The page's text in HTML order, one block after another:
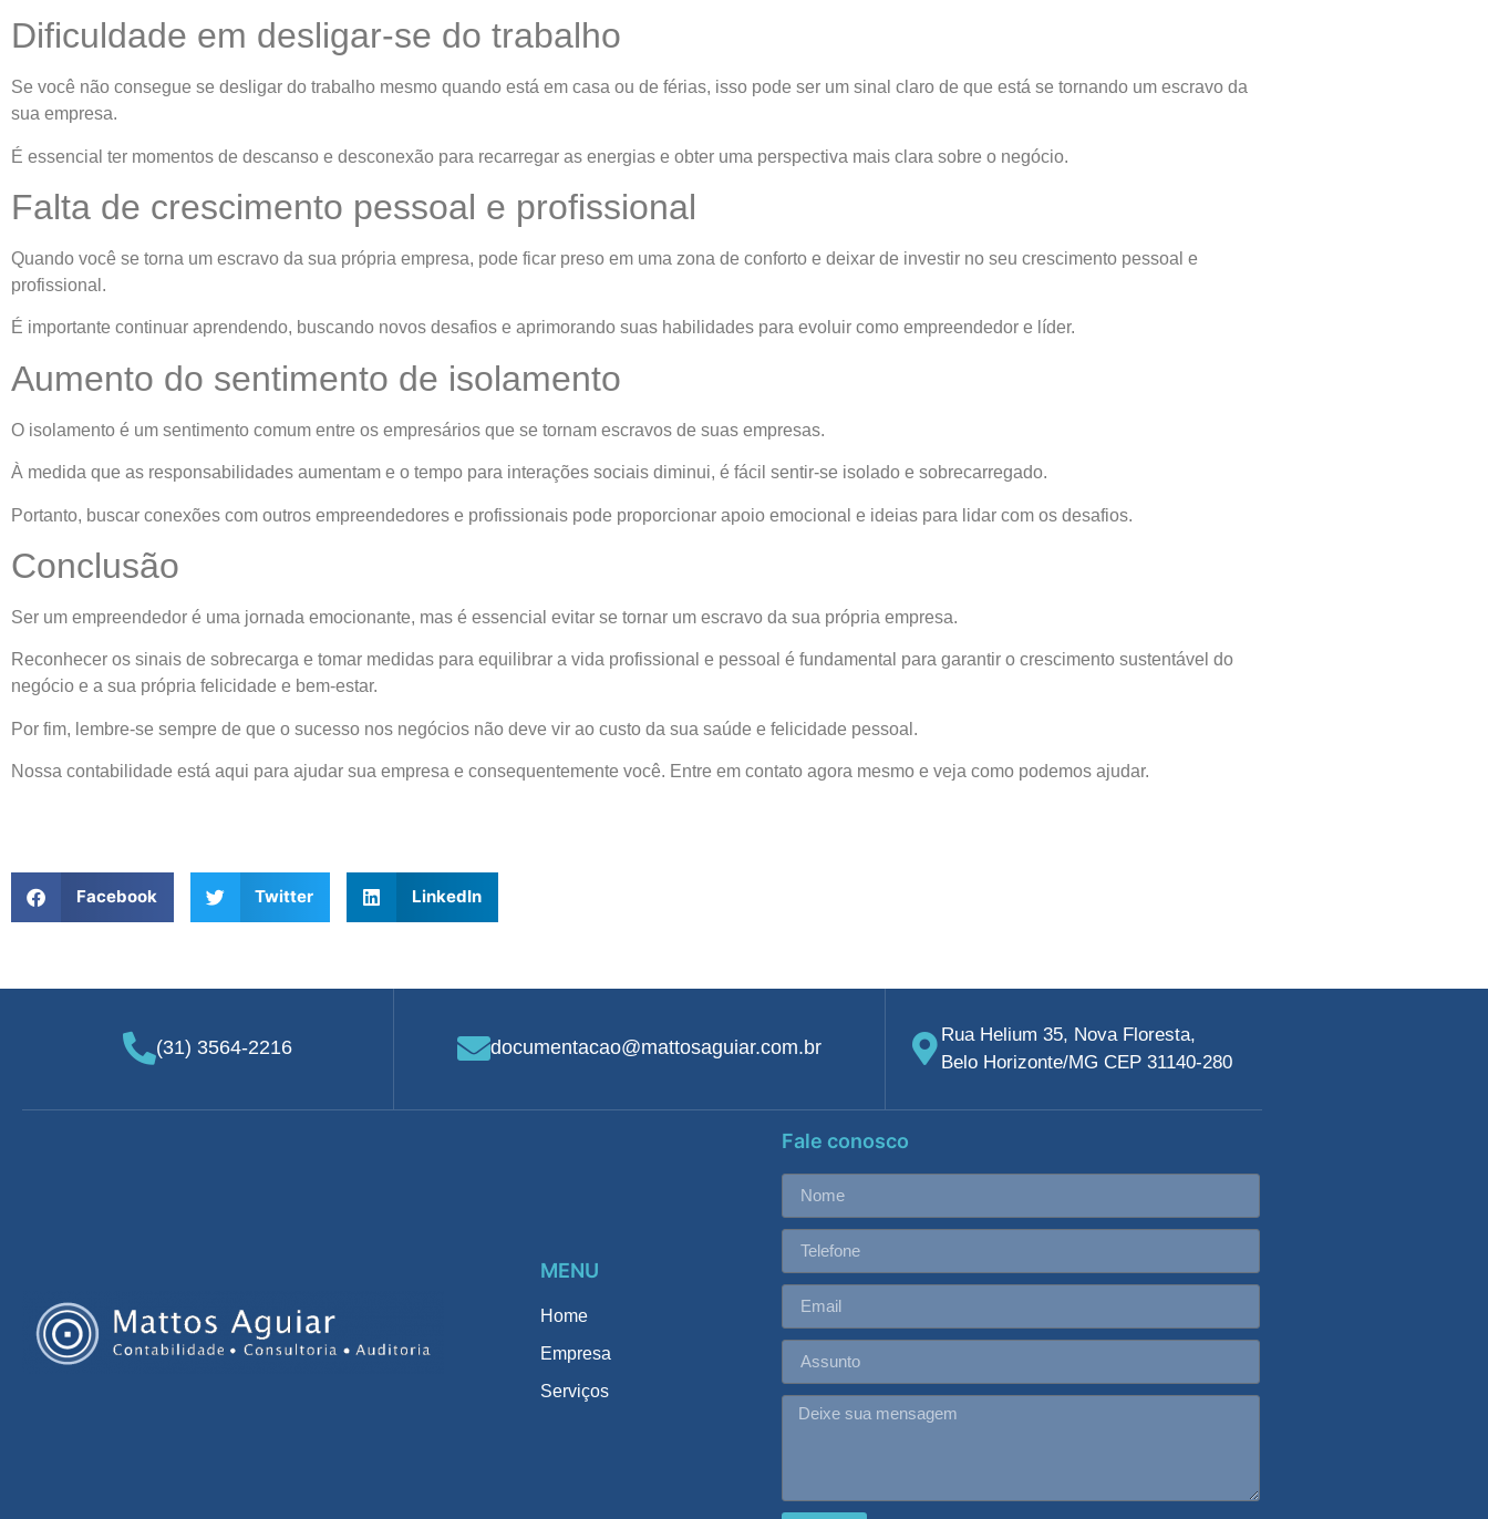
Dificuldade em desligar-se do trabalho
Se você não consegue se desligar do trabalho mesmo quando está em casa ou de férias, isso pode ser um sinal claro de que está se tornando um escravo da
sua empresa.
É essencial ter momentos de descanso e desconexão para recarregar as energias e obter uma perspectiva mais clara sobre o negócio.
Falta de crescimento pessoal e profissional
Quando você se torna um escravo da sua própria empresa, pode ficar preso em uma zona de conforto e deixar de investir no seu crescimento pessoal e
profissional.
É importante continuar aprendendo, buscando novos desafios e aprimorando suas habilidades para evoluir como empreendedor e líder.
Aumento do sentimento de isolamento
O isolamento é um sentimento comum entre os empresários que se tornam escravos de suas empresas.
À medida que as responsabilidades aumentam e o tempo para interações sociais diminui, é fácil sentir-se isolado e sobrecarregado.
Portanto, buscar conexões com outros empreendedores e profissionais pode proporcionar apoio emocional e ideias para lidar com os desafios.
Conclusão
Ser um empreendedor é uma jornada emocionante, mas é essencial evitar se tornar um escravo da sua própria empresa.
Reconhecer os sinais de sobrecarga e tomar medidas para equilibrar a vida profissional e pessoal é fundamental para garantir o crescimento sustentável do
negócio e a sua própria felicidade e bem-estar.
Por fim, lembre-se sempre de que o sucesso nos negócios não deve vir ao custo da sua saúde e felicidade pessoal.
Nossa contabilidade está aqui para ajudar sua empresa e consequentemente você. Entre em contato agora mesmo e veja como podemos ajudar.
Facebook Twitter LinkedIn
(31) 3564-2216 documentacao@mattosaguiar.com.br
Rua Helium 35, Nova Floresta,
Belo Horizonte/MG CEP 31140-280
MENU
Home
Empresa
Serviços
Fale conosco